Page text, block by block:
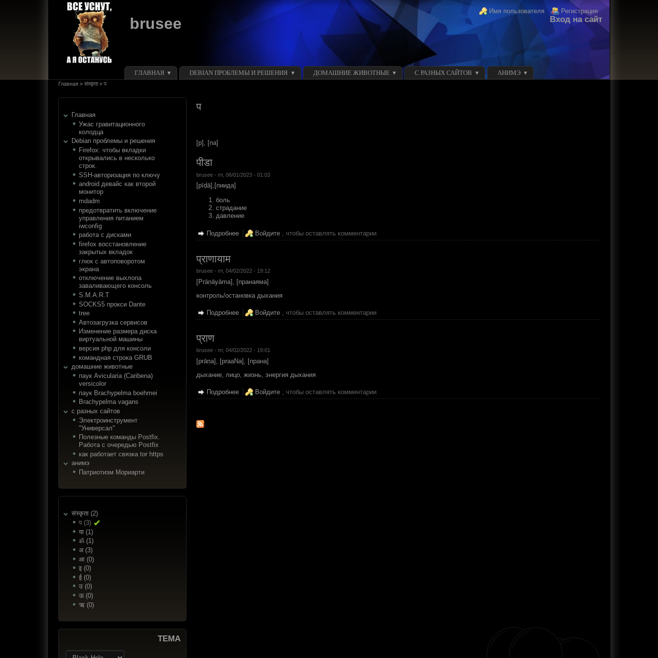
Перейти к основному содержанию
Login links
Имя пользователя Регистрация
Вход на сайт
brusee
ГЛАВНАЯ DEBIAN ПРОБЛЕМЫ И РЕШЕНИЯ ДОМАШНИЕ ЖИВОТНЫЕ С РАЗНЫХ САЙТОВ
АНИМЭ
Вы здесь
Главная »संस्कृता»प
Главная
Ужас гравитационного
колодца
Debian проблемы и решения
Firefox: чтобы вкладки
открывались в несколько
строк.
SSH-авторизация по ключу
android девайс как второй
монитор
mdadm
предотвратить включение
управления питанием
iwconfig
работа с дисками
firefox восстановление
закрытых вкладок
глюк с автоповоротом
экрана
отключение выхлопа
заваливающего консоль
S.M.A.R.T
SOCKS5 прокси Dante
tree
Автозагрузка сервисов
Изменение размера диска
виртуальной машины
версия php для консоли
командная строка GRUB
домашние животные
паук Avicularia (Caribena)
versicolor
паук Brachypelma boehmei
Brachypelma vagans
с разных сайтов
Электроинструмент
"Универсал"
Полезные команды Postfix.
Работа с очередью Postfix
как работает связка tor https
анимэ
Патриотизм Мориарти
संस्कृता (2)
प (3)
या (1)
ॐ (1)
अ (3)
आ (0)
इ (0)
ई (0)
उ (0)
ऊ (0)
ऋ (0)
ТЕМА
प
[p], [па]
पीडा
brusee- пт, 06/01/2023 - 01:03
[pīḍā],[пиида]
боль
страдание
давление
Подробнеео पीडा Войдите , чтобы оставлять комментарии
प्राणायाम
brusee- пт, 04/02/2022 - 19:12
[Prāṇāyāma], [пранаяма]
контроль/остановка дыхания
Подробнеео प्राणायामВойдите , чтобы оставлять комментарии
प्राण
brusee- пт, 04/02/2022 - 19:01
[prāṇa], [praaNa], [прана]
дыхание, лицо, жизнь, энергия дыхания
Подробнеео प्राण Войдите , чтобы оставлять комментарии